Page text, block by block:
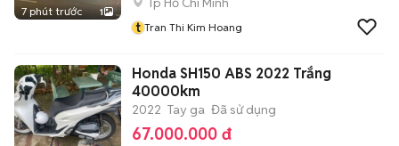
7 phút trước 1
t Tran Thi Kim Hoang
Honda SH150 ABS 2022 Trắng
40000km
2022 Tay ga Đã sử dụng
67.000.000 đ